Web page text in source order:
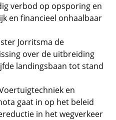
verbod op opsporing en
en financieel onhaalbaar
Jorritsma de
over de uitbreiding
landingsbaan tot stand
en
gaat in op het beleid
in het wegverkeer